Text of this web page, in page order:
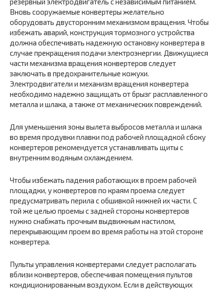
Вновь сооружаемые конвертеры желательно
оборудовать двусторонним механизмом вращения. Чтобы
избежать аварий, конструкция тормозного устройства
должна обеспечивать надежную остановку конвертера в
случае прекращения подачи электроэнергии. Движущиеся
части механизма вращения конвертеров следует
заключать в предохранительные кожухи.
Электродвигатели и механизм вращения конвертера
необходимо надежно защищать от брызг расплавленного
металла и шлака, а также от механических повреждений.
Для уменьшения зоны вылета выбросов металла и шлака
во время продувки плавки под рабочей площадкой сбоку
конвертеров рекомендуется устанавливать щиты с
внутренним водяным охлаждением.
Чтобы избежать падения работающих в проем рабочей
площадки, у конвертеров по краям проема следует
предусматривать перила с обшивкой нижней их части. С
той же целью проемы с задней стороны конвертеров
нужно снабжать прочным выдвижным настилом,
перекрывающим проем во время работы на этой стороне
конвертера.
Пульты управления конвертерами следует располагать
вблизи конвертеров, обеспечивая помещения пультов
кондиционированным воздухом. Если в действующих